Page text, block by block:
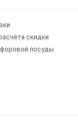
скидки
посуды